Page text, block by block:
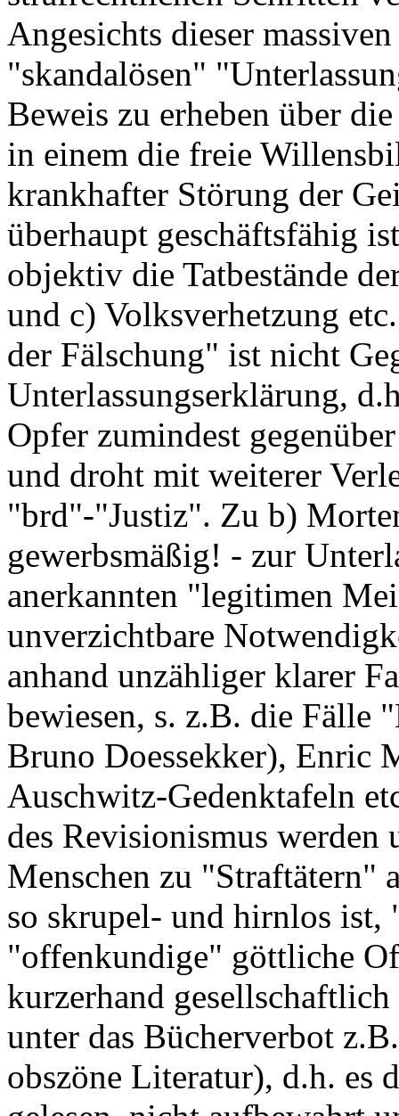
Angesichts dieser
"skandalösen"
Beweis zu erheben über
in einem die freie
krankhafter Störung der
überhaupt geschäftsfähig
objektiv die Tatbestände
und c) Volksverhetzung
der Fälschung" ist nicht
Unterlassungserklärung,
Opfer zumindest
und droht mit weiterer
"brd"-"Justiz". Zu b)
gewerbsmäßig! - zur
anerkannten "legitimen
unverzichtbare
anhand unzähliger klarer
bewiesen, s. z.B. die
Bruno Doessekker), Enric
Auschwitz-Gedenktafeln
des Revisionismus
Menschen zu "Straftätern"
so skrupel- und hirnlos
"offenkundige" göttliche
kurzerhand
unter das Bücherverbot
obszöne Literatur), d.h. es